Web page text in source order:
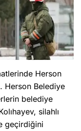
Herson
Herson Belediye
belediye
silahlı
geçirdiğini